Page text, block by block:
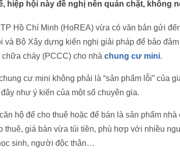
hiệp hội này đề nghị nên quản chặt, không
Hồ Chí Minh (HoREA) vừa có văn bản gửi
và Bộ Xây dựng kiến nghị giải pháp để bảo
cháy (PCCC) cho nhà chung cư mini.
cư mini không phải là “sản phẩm lỗi” của
như ý kiến của một số chuyên gia.
hộ để cho thuê hoặc để bán là sản phẩm
thuê, giá bán vừa túi tiền, phù hợp với nhiều
sinh, người độc thân…